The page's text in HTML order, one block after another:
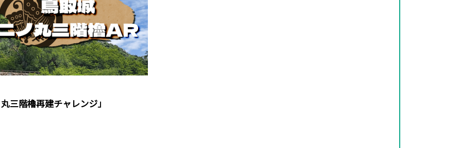
三階櫓再建チャレンジ」